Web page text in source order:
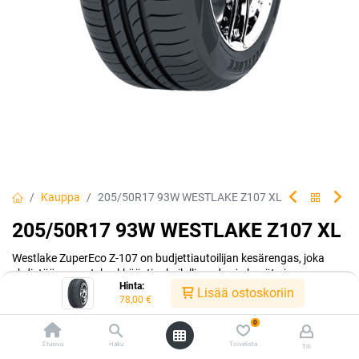
Hinta:
78,00 € Lisää ostoskoriin
Etusivu Haku
0
Toivelista Tili
Kauppa 205/50R17 93W WESTLAKE Z107 XL
205/50R17 93W WESTLAKE Z107 XL
Westlake ZuperEco Z-107 on budjettiautoilijan kesärengas, joka
yhdistää menestyksekkäästi urheilullisuuden ja hyvät ajo-
ominaisuudet.
EAN:6938112620370 Tuotekoodi:298998
78,00€